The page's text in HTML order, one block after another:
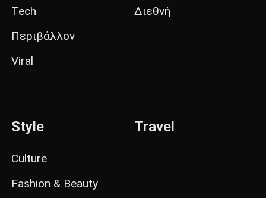
Tech
Περιβάλλον
Viral
Διεθνή
Style
Culture
Fashion & Beauty
Travel